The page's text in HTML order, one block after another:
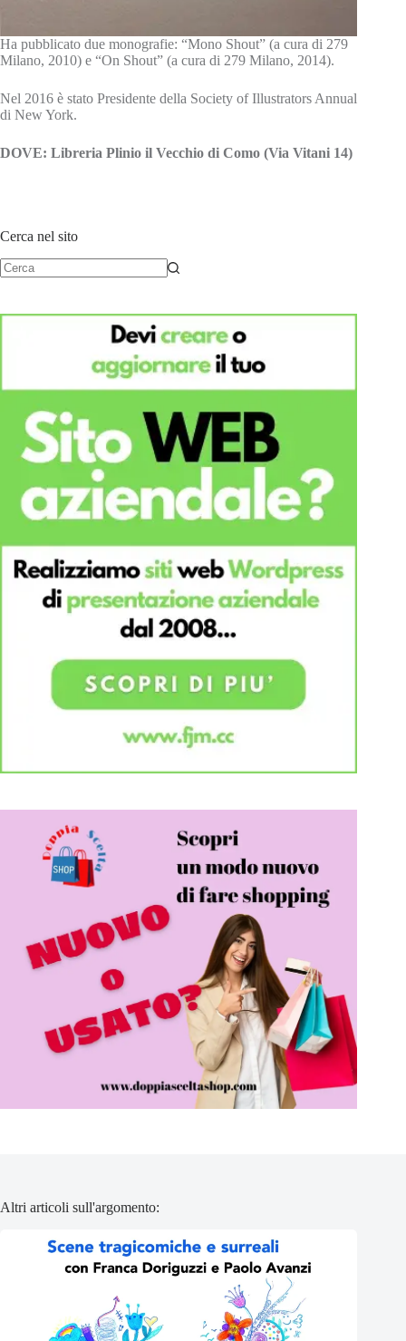
Ha pubblicato due monografie: “Mono Shout” (a cura di 279
Milano, 2010) e “On Shout” (a cura di 279 Milano, 2014).
Nel 2016 è stato Presidente della Society of Illustrators Annual
di New York.
DOVE: Libreria Plinio il Vecchio di Como (Via Vitani 14)
Cerca nel sito
Altri articoli sull'argomento: